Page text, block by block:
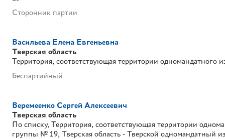
Сторонник партии
Васильева Елена Евгеньевна
Тверская область
Территория, соответствующая территории
Беспартийный
Веремеенко Сергей Алексеевич
Тверская область
По списку Территория, соответствующая территории
группы № 19 Тверская область - Тверской одномандатный